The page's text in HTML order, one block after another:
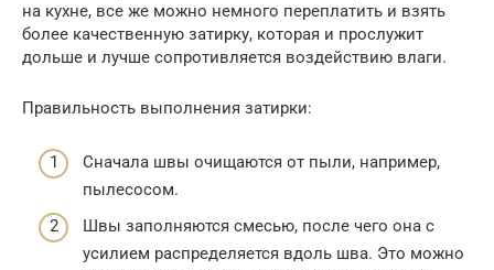
на кухне, все же можно немного переплатить и взять
более качественную затирку, которая и прослужит
дольше и лучше сопротивляется воздействию влаги.
Правильность выполнения затирки:
Сначала швы очищаются от пыли, например,
пылесосом.
Швы заполняются смесью, после чего она с
усилием распределяется вдоль шва. Это можно